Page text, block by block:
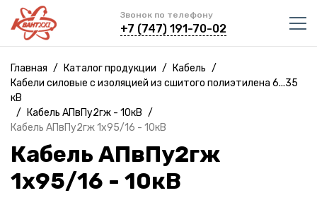
Звонок по телефону
+7 (747) 191-70-02
Главная / Каталог продукции / Кабель /
Кабели силовые с изоляцией из сшитого полиэтилена 6...35
кВ
/
Кабель АПвПу2гж - 10кВ /
Кабель АПвПу2гж 1х95/16 - 10кВ
Кабель АПвПу2гж
1х95/16 - 10кВ